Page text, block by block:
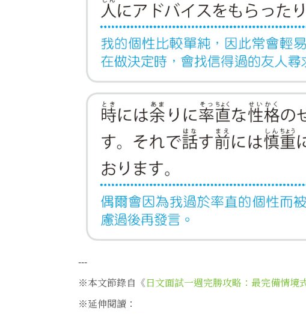
---
※本文節錄自《 日文面試一週完勝攻略：最完備情境
※延伸閱讀：